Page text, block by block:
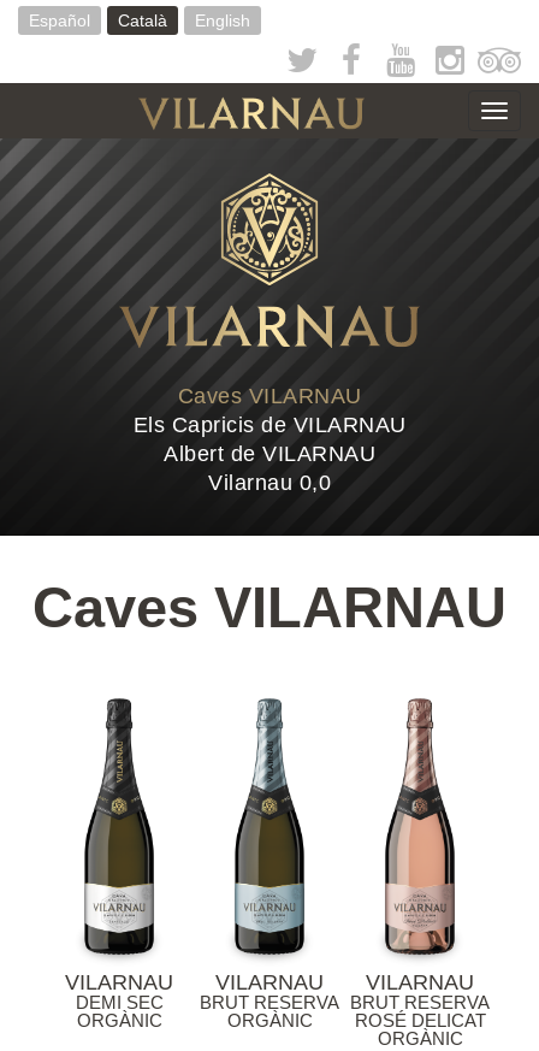
VésEspañol Català English
Caves VILARNAU
Els Capricis de VILARNAU
Albert de VILARNAU
Vilarnau 0,0
Caves VILARNAU
VILARNAU
DEMI SEC
ORGÀNIC
VILARNAU
BRUT RESERVA
ORGÀNIC
VILARNAU
BRUT RESERVA
ROSÉ DELICAT
ORGÀNIC